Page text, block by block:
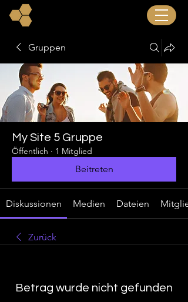
Gruppen
My Site 5 Gruppe
Öffentlich · 1 Mitglied
Beitreten
Diskussionen Medien Dateien
Zurück
Betrag wurde nicht gefunden